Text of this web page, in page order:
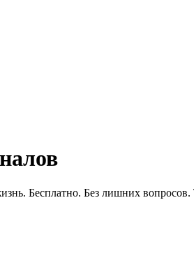
Бесплатно. Без лишних вопросов.